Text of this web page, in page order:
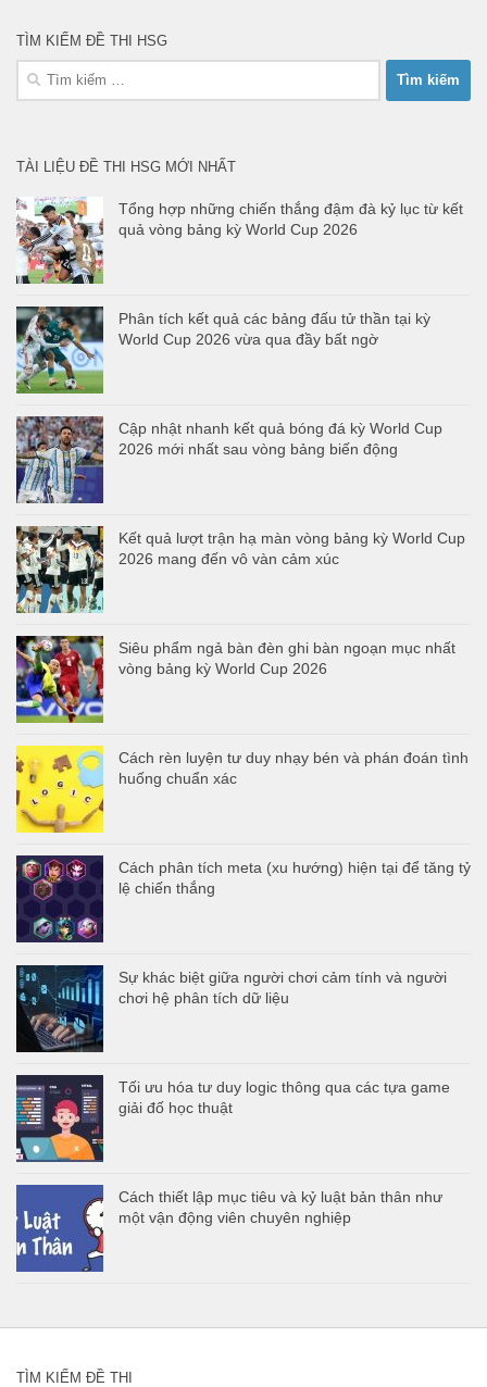
TÌM KIẾM ĐỀ THI HSG
Tìm
TÀI LIỆU ĐỀ THI HSG MỚI NHẤT
Tổng hợp những chiến thắng đậm đà kỷ lục từ kết
quả vòng bảng kỳ World Cup 2026
Phân tích kết quả các bảng đấu tử thần tại kỳ
World Cup 2026 vừa qua đầy bất ngờ
Cập nhật nhanh kết quả bóng đá kỳ World Cup
2026 mới nhất sau vòng bảng biến động
Kết quả lượt trận hạ màn vòng bảng kỳ World Cup
2026 mang đến vô vàn cảm xúc
Siêu phẩm ngả bàn đèn ghi bàn ngoạn mục nhất
vòng bảng kỳ World Cup 2026
Cách rèn luyện tư duy nhạy bén và phán đoán tình
huống chuẩn xác
Cách phân tích meta (xu hướng) hiện tại để tăng tỷ
lệ chiến thắng
Sự khác biệt giữa người chơi cảm tính và người
chơi hệ phân tích dữ liệu
Tối ưu hóa tư duy logic thông qua các tựa game
giải đố học thuật
Cách thiết lập mục tiêu và kỷ luật bản thân như
một vận động viên chuyên nghiệp
TÌM KIẾM ĐỀ THI